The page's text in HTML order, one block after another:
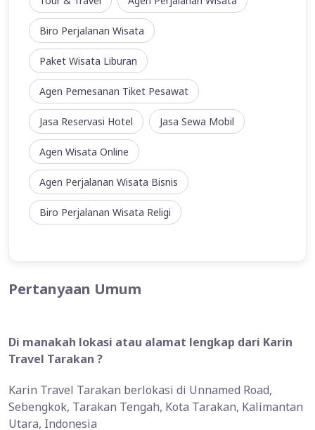
Biro Perjalanan Wisata
Paket Wisata Liburan
Agen Pemesanan Tiket Pesawat
Jasa Reservasi Hotel Jasa Sewa Mobil
Agen Wisata Online
Agen Perjalanan Wisata Bisnis
Biro Perjalanan Wisata Religi
Pertanyaan Umum
Di manakah lokasi atau alamat lengkap dari Karin
Travel Tarakan ?
Karin Travel Tarakan berlokasi di Unnamed Road,
Sebengkok, Tarakan Tengah, Kota Tarakan, Kalimantan
Utara, Indonesia